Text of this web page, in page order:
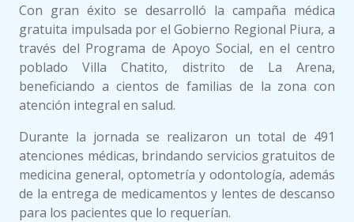
Con gran éxito se desarrolló la campaña médica
gratuita impulsada por el Gobierno Regional Piura, a
través del Programa de Apoyo Social, en el centro
poblado Villa Chatito, distrito de La Arena,
beneficiando a cientos de familias de la zona con
atención integral en salud.
Durante la jornada se realizaron un total de 491
atenciones médicas, brindando servicios gratuitos de
medicina general, optometría y odontología, además
de la entrega de medicamentos y lentes de descanso
para los pacientes que lo requerían.